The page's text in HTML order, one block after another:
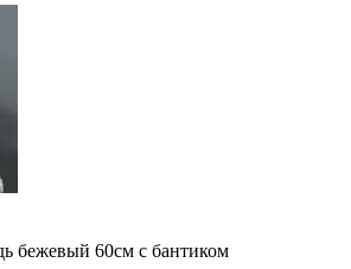
бежевый 60см с бантиком